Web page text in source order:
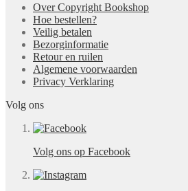
Over Copyright Bookshop
Hoe bestellen?
Veilig betalen
Bezorginformatie
Retour en ruilen
Algemene voorwaarden
Privacy Verklaring
Volg ons
Volg ons op Facebook